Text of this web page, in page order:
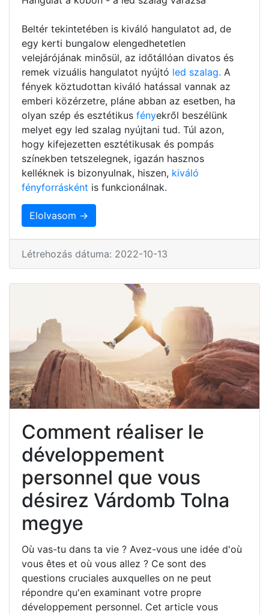
Beltér tekintetében is kiváló hangulatot ad, de
egy kerti bungalow elengedhetetlen
velejárójának minősül, az időtállóan divatos és
remek vizuális hangulatot nyújtó led szalag. A
fények köztudottan kiváló hatással vannak az
emberi közérzetre, pláne abban az esetben, ha
olyan szép és esztétikus fényekről beszélünk
melyet egy led szalag nyújtani tud. Túl azon,
hogy kifejezetten esztétikusak és pompás
színekben tetszelegnek, igazán hasznos
kelléknek is bizonyulnak, hiszen, kiváló
fényforrásként is funkcionálnak.
Elolvasom →
Létrehozás dátuma: 2022-10-13
Comment réaliser le
développement
personnel que vous
désirez Várdomb Tolna
megye
Où vas-tu dans ta vie ? Avez-vous une idée d'où
vous êtes et où vous allez ? Ce sont des
questions cruciales auxquelles on ne peut
répondre qu'en examinant votre propre
développement personnel. Cet article vous